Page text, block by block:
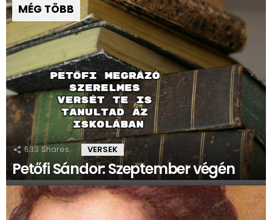
MÉG TÖBB
633 Shares VERSEK
Petőfi Sándor: Szeptember végén